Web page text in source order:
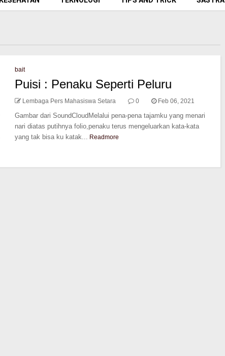
bait
Puisi : Penaku Seperti Peluru
Lembaga Pers Mahasiswa Setara 0 Feb 06, 2021
Gambar dari SoundCloudMelalui pena-pena tajamku yang menari
nari diatas putihnya folio,penaku terus mengeluarkan kata-kata
yang tak bisa ku katak... Readmore